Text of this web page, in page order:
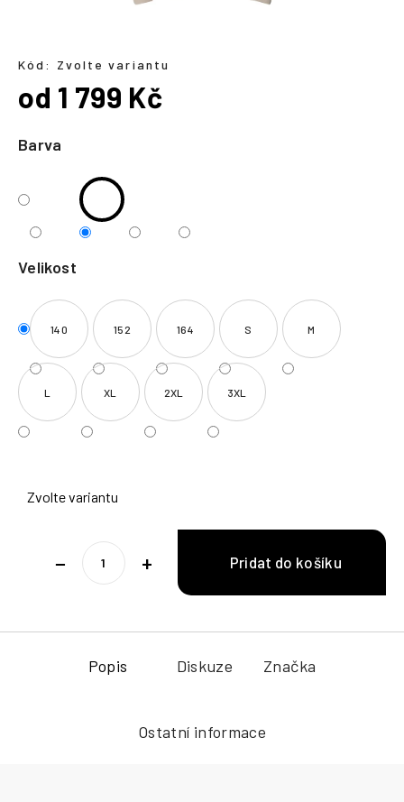
Barva
Velikost
140 152 164 S M
L XL 2XL 3XL
Zvolte variantu
+
−
Kód: Zvolte variantu
od 1 799 Kč
cena:
Popis Diskuze Značka
Ostatní informace
í
t
?
HLEDAT